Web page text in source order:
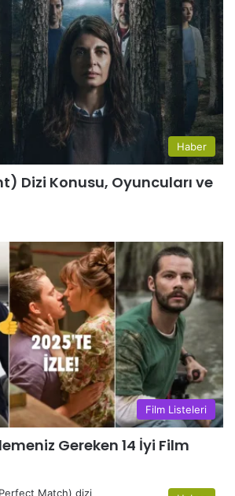
Haber
Dizi Konusu, Oyuncuları ve
Film Listeleri
Gereken 14 İyi Film